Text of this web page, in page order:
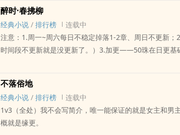
就会断更跑路，为了想看朋友的阅读体验，实在想喷文笔
评论区，因为我肯定删。
正经简介：蒋明筝的人生有两件藏品：一件是她从小豢养
十岁那场洪水吞了一切，她攥着十三岁却只有五岁魂魄的
扎了根。别人指着他们说是相依为命的苦命兄妹时，她正
孩脸上的锅灰，看着皮肤被自己擦得发红，却还傻傻对她
一句回了这些嘈杂无比的声音：“我姓蒋，他姓于，算哪门
里，好闺蜜还撺掇她趁热喝，送上门的不要白不要……可
哥啊！————1.男全洁/1V6/高干/梗有：初恋破镜重圆+
扯+冤家相爱相杀+年上强制爱；2.不欢迎盗文，盗文别来
没有受教的义务4.床戏很难看，我不会写，所以只占本文
费，随缘更新，争取完结6.我一周只更新五章，22-0点这
看在追更的宝子适应一下哈哈哈，本来就是自割腿肉写一
要2、3，放过我个玻璃心随便评价男主们，不要说我和笔
蔚，她有苦衷！不是坏人！7.感谢感谢万分感谢当时支持
六个月的等待马年大吉！
醉时·春拂柳
经典小说 / 排行榜
连载中
注意：1.周一~周六每日不稳定掉落1-2章、周日不更新
时间段不更新就是没更新了。）3.加更——50珠在日更
立意：忽见陌头杨柳色，悔教夫婿觅封侯。女主：崔元徵
演）男主一：楼从赋（老实人误入疯子聚会）男主二：崔
1V2，除了身体不好无虐女主剧情；双崔CP：女崔假'舔'
弱心机治好病就跑不认账女主VS一根筋老古板被夺了处男
不落俗地
经典小说 / 排行榜
连载中
1v3（全处）我不会写简介，唯一能保证的就是女主和男
概就是缘更。